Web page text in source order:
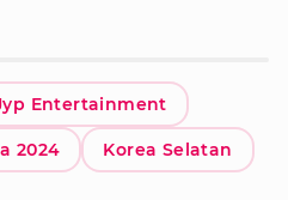
Entertainment
2024 Korea Selatan